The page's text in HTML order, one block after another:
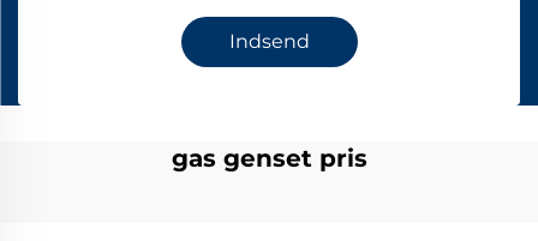
Indsend
gas genset pris